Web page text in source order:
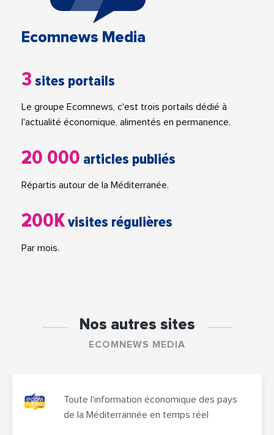
Ecomnews Media
3 sites portails
Le groupe Ecomnews, c'est trois portails dédié à
l'actualité économique, alimentés en permanence.
20 000 articles publiés
Répartis autour de la Méditerranée.
200Kvisites régulières
Par mois.
Nos autres sites
ECOMNEWS MEDIA
Toute l'information économique des pays
de la Méditerrannée en temps réel